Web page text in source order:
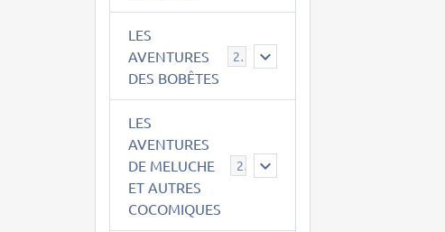
LES
AVENTURES
DES BOBÊTES
23
LES
AVENTURES
DE MELUCHE
ET AUTRES
COCOMIQUES
22